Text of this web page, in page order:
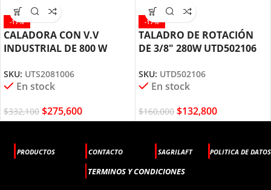
-17%
CALADORA CON V.V
INDUSTRIAL DE 800 W
SKU: UTS2081006
En stock
$332,100 $275,600
-17%
TALADRO DE ROTACIÓN
DE 3/8″ 280W UTD502106
SKU: UTD502106
En stock
$160,000 $132,800
PRODUCTOS CONTACTO SAGRILAFT POLITICA DE DATOS
TERMINOS Y CONDICIONES